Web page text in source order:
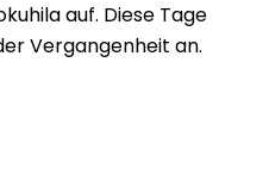
auf. Diese Tage
Vergangenheit an.